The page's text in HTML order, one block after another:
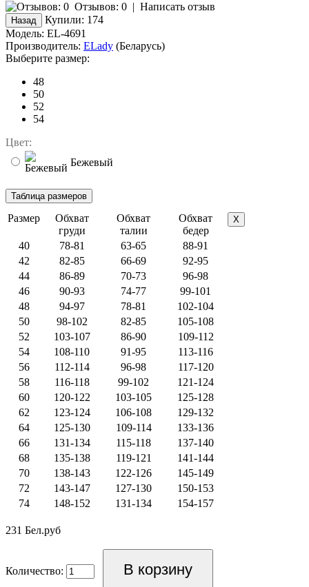
Отзывов: 0 | Написать отзыв
Купили: 174
Модель: EL-4691
Производитель: ELady (Беларусь)
Выберите размер:
48
50
52
54
Цвет:
Бежевый
Размер
Обхват
груди
Обхват
талии
Обхват
бедер
X
40 78-81 63-65
88-91
42
82-85 66-69
92-95
44
86-89 70-73
96-98
46
90-93 74-77
99-101
48
94-97 78-81
102-104
50
98-102 82-85
105-108
52
103-107 86-90
109-112
54
108-110 91-95
113-116
56
112-114 96-98
117-120
58
116-118 99-102
121-124
60
120-122 103-105
125-128
62
123-124 106-108
129-132
64
125-130 109-114
133-136
66
131-134 115-118
137-140
68
135-138 119-121
141-144
70
138-143 122-126
145-149
72
143-147 127-130
150-153
74
148-152 131-134 154-157
231 Бел.руб
Количество: